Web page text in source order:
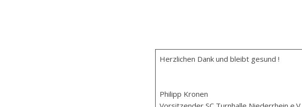
Herzlichen Dank und bleibt gesund !
Philipp Kronen